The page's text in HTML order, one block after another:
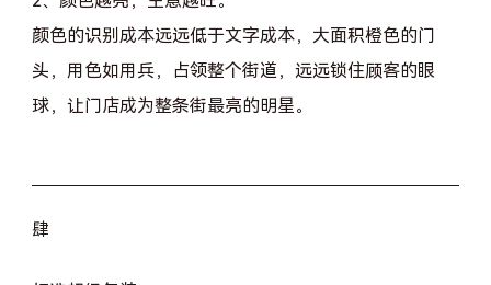
颜色的识别成本远远低于文字成本，大面积橙色的门
头，用色如用兵，占领整个街道，远远锁住顾客的眼
球，让门店成为整条街最亮的明星。
肆